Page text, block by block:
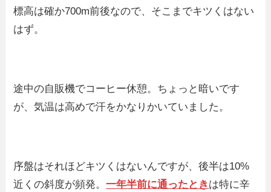
標高は確か700m前後なので、そこまでキツくはない
はず。
途中の自販機でコーヒー休憩。ちょっと暗いです
が、気温は高めで汗をかなりかいていました。
序盤はそれほどキツくはないんですが、後半は10%
近くの斜度が頻発。一年半前に通ったとき は特に辛